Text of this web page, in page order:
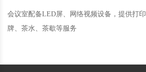
会议室配备LED屏、 网 络视频设备，提供打印
牌 、茶水 茶歇等 服务